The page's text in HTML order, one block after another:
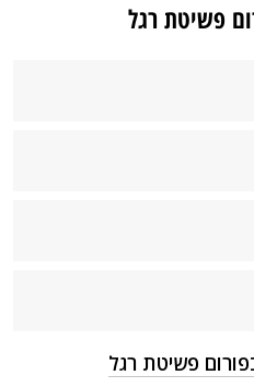
פשיטת רגל
פשיטת רגל